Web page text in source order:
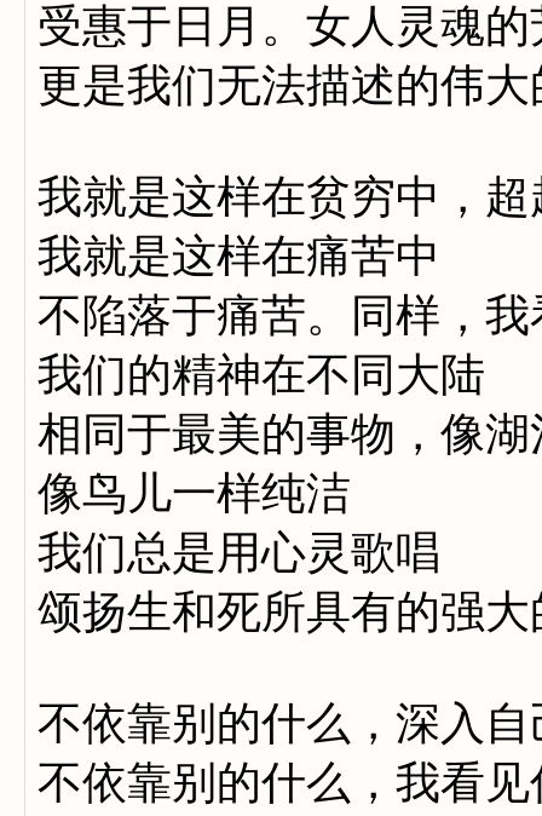
受惠于日月。女人灵魂的
更是我们无法描述的伟
我就是这样在贫穷中，超
我就是这样在痛苦中
不陷落于痛苦。同样，我
我们的精神在不同大陆
相同于最美的事物，像
像鸟儿一样纯洁
我们总是用心灵歌唱
颂扬生和死所具有的强大
不依靠别的什么，深入自
不依靠别的什么，我看